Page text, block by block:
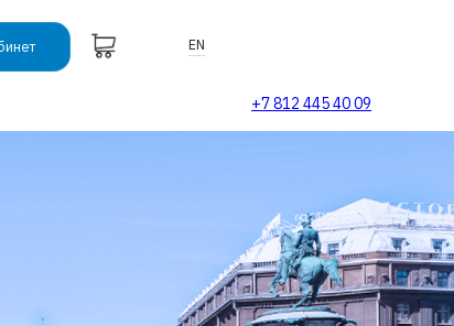
EN
+7 812 445 40 09